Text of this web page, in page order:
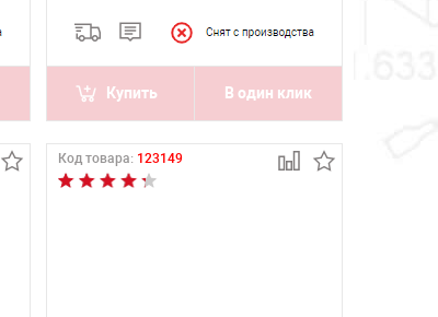
Купить В один клик
Код товара: 123149